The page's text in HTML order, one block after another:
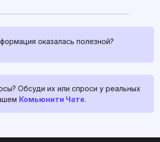
оказалась полезной?
Обсуди их или спроси у реальных
Комьюнити Чате.
Если у вас есть какие-либо
команда поддержки работает
24/7, и всегда готова помочь и